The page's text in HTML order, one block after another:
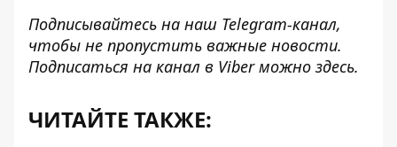
Подписывайтесь на наш Telegram-канал,
чтобы не пропустить важные новости.
Подписаться на канал в Viber можно здесь.
ЧИТАЙТЕ ТАКЖЕ: